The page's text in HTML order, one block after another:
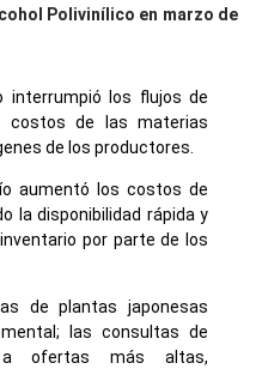
Polivinílico en marzo de
interrumpió los flujos de
costos de las materias
de los productores.
aumentó los costos de
la disponibilidad rápida y
por parte de los
de plantas japonesas
las consultas de
a ofertas más altas,